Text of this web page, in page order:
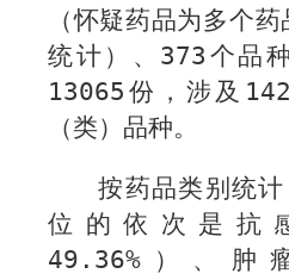
（怀疑药品为多个
统计）、 373 个品
13065 份，涉及
（类）品种。
按药品类别统
位的依次是抗
49.36% ）、肿